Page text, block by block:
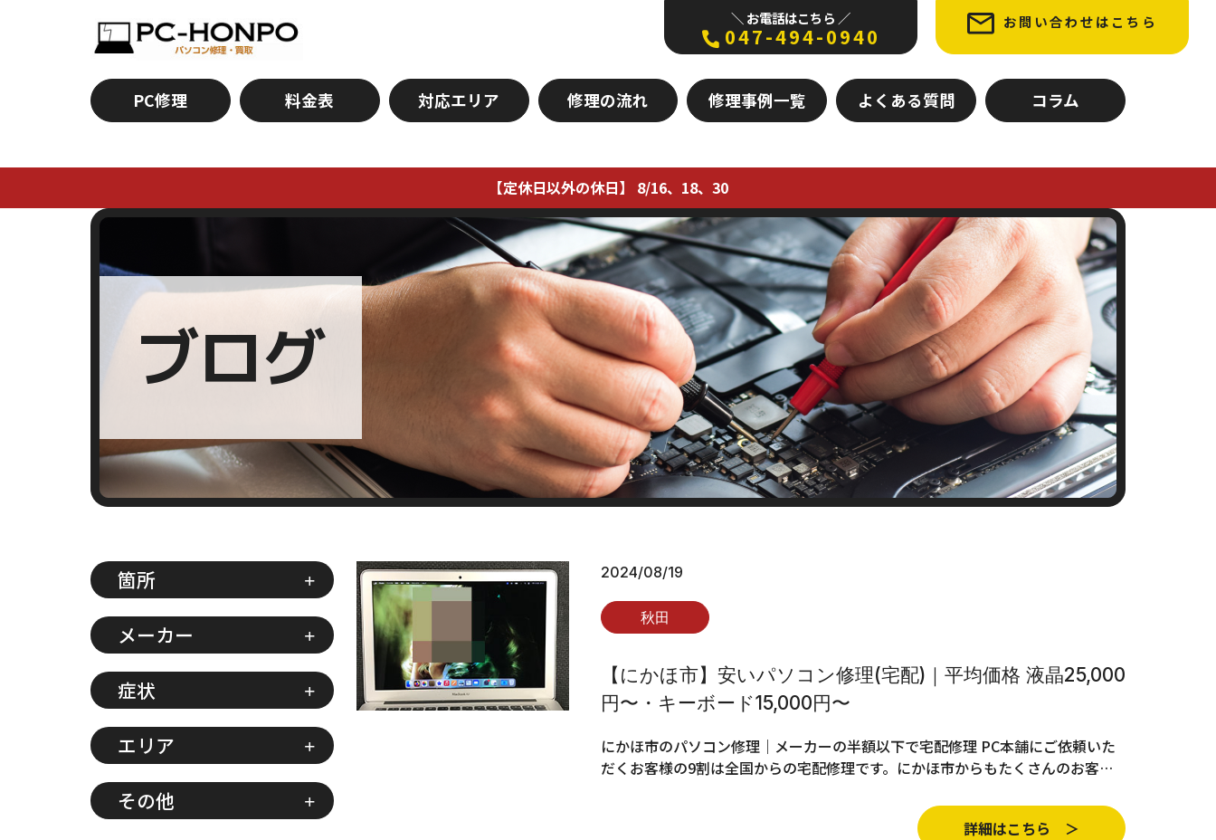
＼ お電話はこちら ／
047-494-0940
お問い合わせはこちら
PC修理 料金表 対応エリア 修理の流れ 修理事例一覧 よくある質問 コラム
【定休日以外の休日】 8/16、18、30
ブログ
2024/08/19
秋田
【にかほ市】安いパソコン修理(宅配)｜平均価格 液晶25,000
円〜・キーボード15,000円〜
にかほ市のパソコン修理｜メーカーの半額以下で宅配修理 PC本舗にご依頼いた
だくお客様の9割は全国からの宅配修理です。にかほ市からもたくさんのお客…
詳細はこちら ＞
箇所
メーカー
症状
エリア
その他